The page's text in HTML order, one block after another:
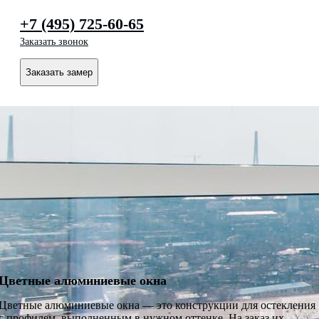
+7 (495) 725-60-65
Заказать звонок
Заказать замер
алюминиевые окна
алюминиевые окна — это конструкции для остекления